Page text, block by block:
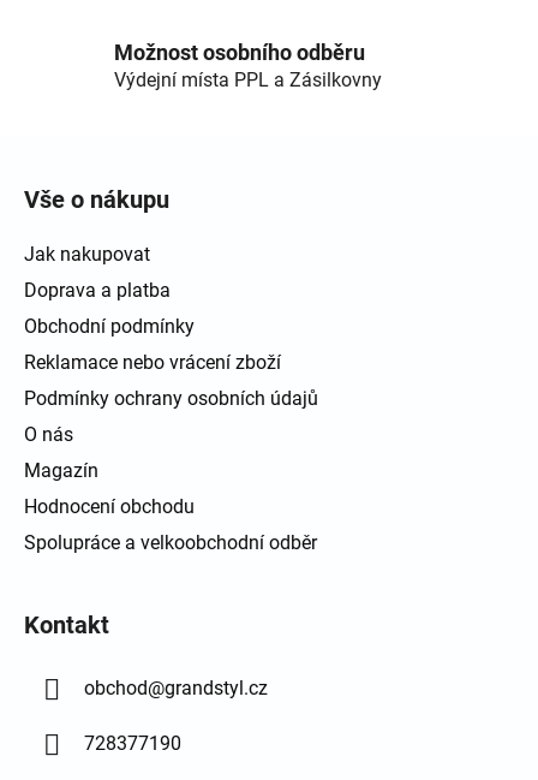
Možnost osobního odběru
Výdejní místa PPL a Zásilkovny
Vše o nákupu
Jak nakupovat
Doprava a platba
Obchodní podmínky
Reklamace nebo vrácení zboží
Podmínky ochrany osobních údajů
O nás
Magazín
Hodnocení obchodu
Spolupráce a velkoobchodní odběr
Kontakt
obchod@grandstyl.cz
728377190